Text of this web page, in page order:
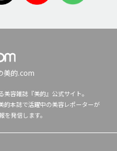
美的.com
美容雑誌『美的』公式サイト。
的本誌で活躍中の美容レポーターが
発信します。